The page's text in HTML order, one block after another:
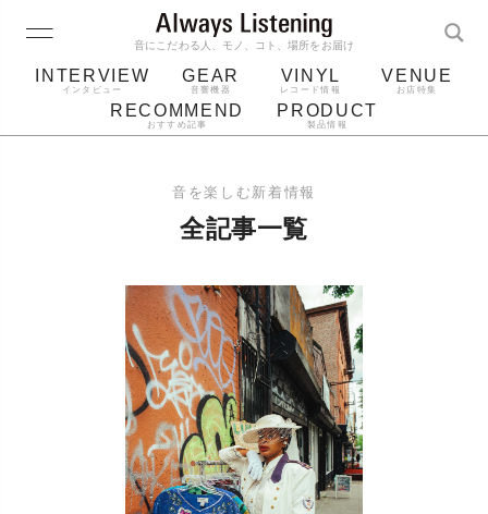
音にこだわる人、モノ、コト、場所をお届け
INTERVIEW
インタビュー
GEAR
音響機器
VINYL
レコード情報
VENUE
お店特集
RECOMMEND
おすすめ記事
PRODUCT
製品情報
ジャケット bluetooth
レコード針
音を楽しむ新着情報
全記事一覧